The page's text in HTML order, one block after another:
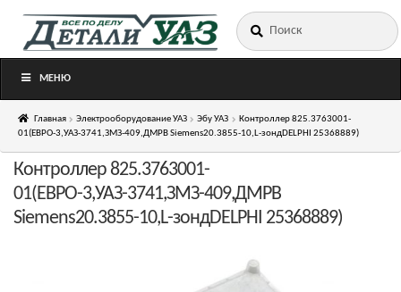
Перейти
Перейти
Искать:
МЕНЮ
Главная Электрооборудование УАЗ Эбу УАЗ
Контроллер 825.3763001-
01(ЕВРО-3,УАЗ-3741,ЗМЗ-409,ДМРВ Siemens20.3855-10,L-зондDELPHI 25368889)
Контроллер 825.3763001-
01(ЕВРО-3,УАЗ-3741,ЗМЗ-409,ДМРВ
Siemens20.3855-10,L-зондDELPHI 25368889)